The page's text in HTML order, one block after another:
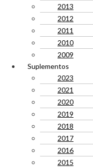
2013
2012
2011
2010
2009
Suplementos
2023
2021
2020
2019
2018
2017
2016
2015